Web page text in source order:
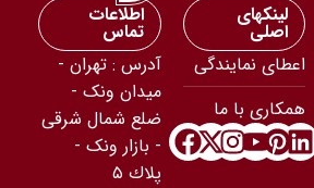
لینکهای
اصلی
اعطای نمایندگی
همکاری با ما
اطلاعات
تماس
آدرس : تهران -
ميدان ونک -
ضلع شمال شرقى
- بازار ونک -
پلاك ۵